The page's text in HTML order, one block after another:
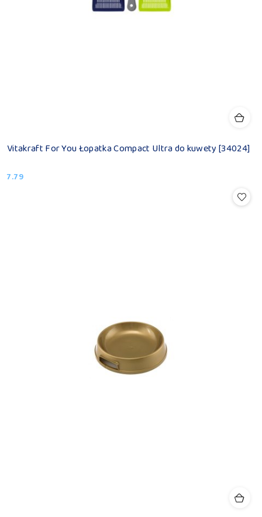
Vitakraft For You Łopatka Compact Ultra do kuwety [34024]
Cena:
7.79